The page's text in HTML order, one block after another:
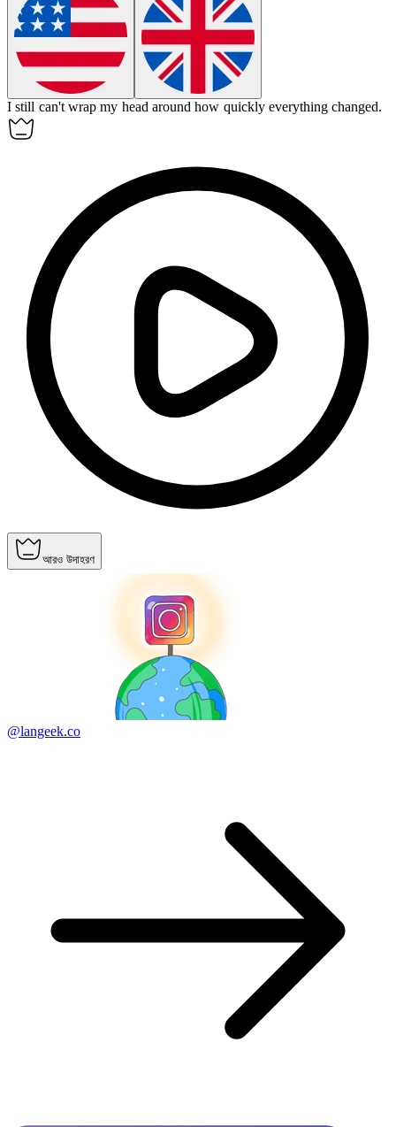
I still can't wrap my head around how quickly everything changed.
আরও উদাহরণ
@langeek.co